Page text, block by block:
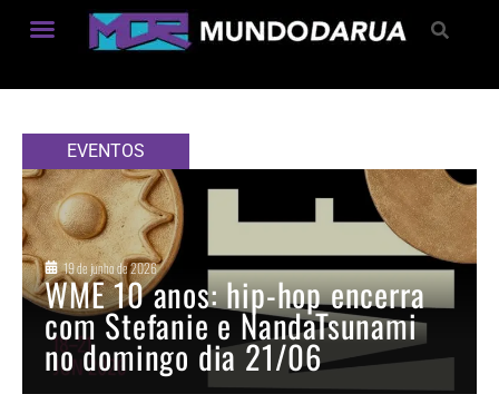
EVENTOS
19 de junho de 2026
WME 10 anos: hip-hop encerra
com Stefanie e NandaTsunami
no domingo dia 21/06